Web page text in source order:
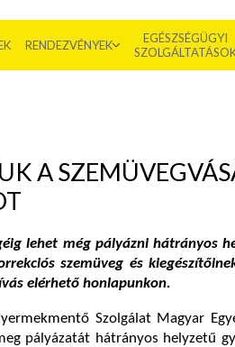
RENDEZVÉNYEK
EGÉSZSÉGÜGYI
A
lehet még pályázni hátrányos
szemüveg és
elérhető honlapunkon.
Szolgálat Magyar
pályázatát hátrányos helyzetű